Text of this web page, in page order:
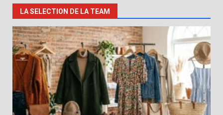
LA SELECTION DE LA TEAM